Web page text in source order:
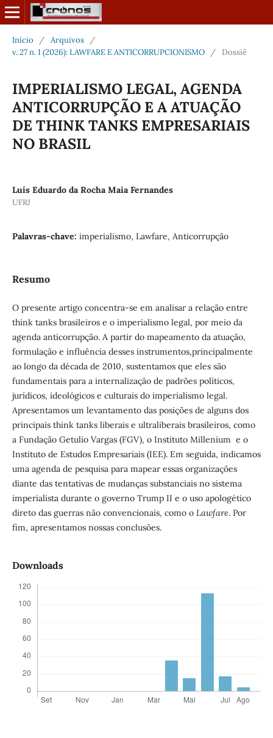
Início / Arquivos
/
v. 27 n. 1 (2026): LAWFARE E ANTICORRUPCIONISMO
/ Dossiê
IMPERIALISMO LEGAL, AGENDA
ANTICORRUPÇÃO E A ATUAÇÃO
DE THINK TANKS EMPRESARIAIS
NO BRASIL
Luís Eduardo da Rocha Maia Fernandes
UFRJ
Palavras-chave: imperialismo, Lawfare, Anticorrupção
Resumo
O presente artigo concentra-se em analisar a relação entre
think tanks brasileiros e o imperialismo legal, por meio da
agenda anticorrupção. A partir do mapeamento da atuação,
formulação e influência desses instrumentos,principalmente
ao longo da década de 2010, sustentamos que eles são
fundamentais para a internalização de padrões políticos,
jurídicos, ideológicos e culturais do imperialismo legal.
Apresentamos um levantamento das posições de alguns dos
principais think tanks liberais e ultraliberais brasileiros, como
a Fundação Getulio Vargas (FGV), o Instituto Millenium e o
Instituto de Estudos Empresariais (IEE). Em seguida, indicamos
uma agenda de pesquisa para mapear essas organizações
diante das tentativas de mudanças substanciais no sistema
imperialista durante o governo Trump II e o uso apologético
direto das guerras não convencionais, como o Lawfare. Por
fim, apresentamos nossas conclusões.
Downloads